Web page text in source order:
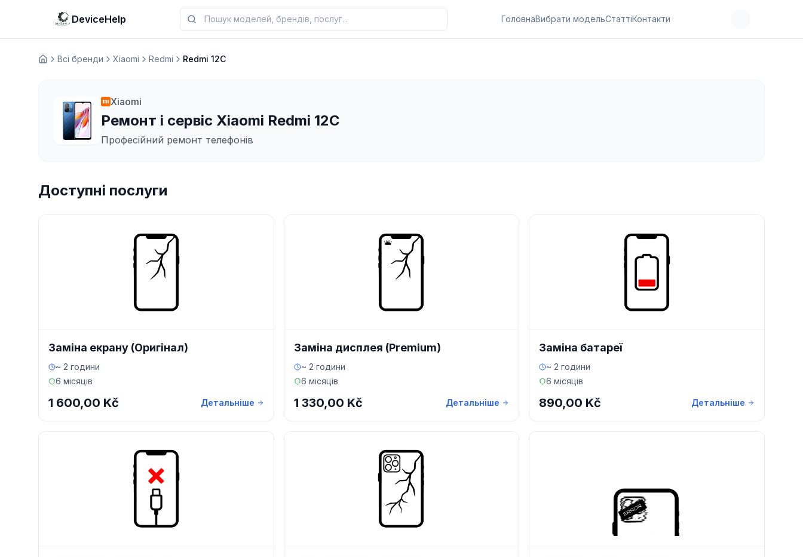
DeviceHelp ГоловнаВибрати модельСтаттіКонтакти
ДомашняВсі бренди Xiaomi Redmi Redmi 12C
Xiaomi
Ремонт і сервіс Xiaomi Redmi 12C
Професійний ремонт телефонів
Доступні послуги
Заміна екрану (Оригінал)
~ 2 години
6 місяців
1 600,00 Kč Детальніше
Заміна дисплея (Premium)
~ 2 години
6 місяців
1 330,00 Kč Детальніше
Заміна батареї
~ 2 години
6 місяців
890,00 Kč Детальніше